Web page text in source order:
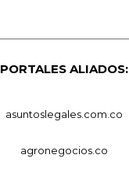
PORTALES ALIADOS:
asuntoslegales.com.co
agronegocios.co